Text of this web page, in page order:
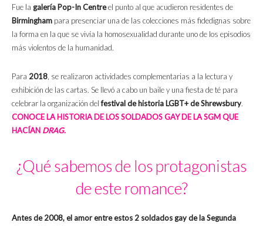
Fue la galería Pop-In Centreel punto al que acudieron residentes de
Birmingham para presenciar una de las colecciones más fidedignas sobre
la forma en la que se vivía la homosexualidad durante uno de los episodios
más violentos de la humanidad.
Para 2018, se realizaron actividades complementarias a la lectura y
exhibición de las cartas. Se llevó a cabo un baile y una fiesta de té para
celebrar la organización delfestival de historia LGBT+ de Shrewsbury.
CONOCE LA HISTORIA DE LOS SOLDADOS GAY DE LA SGM QUE
HACÍAN DRAG.
¿Qué sabemos de los protagonistas
de este romance?
Antes de 2008, el amor entre estos 2 soldados gay de la Segunda